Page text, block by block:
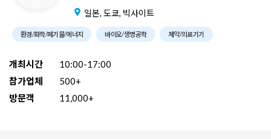
일본, 도쿄, 빅사이트
환경/화학/폐기물/에너지 바이오/생명공학 제약/의료기기
개최시간
10:00-17:00
참가업체
500+
방문객
11,000+